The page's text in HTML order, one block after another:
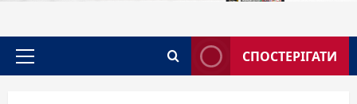
Головне
СПОСТЕРІГАТИ